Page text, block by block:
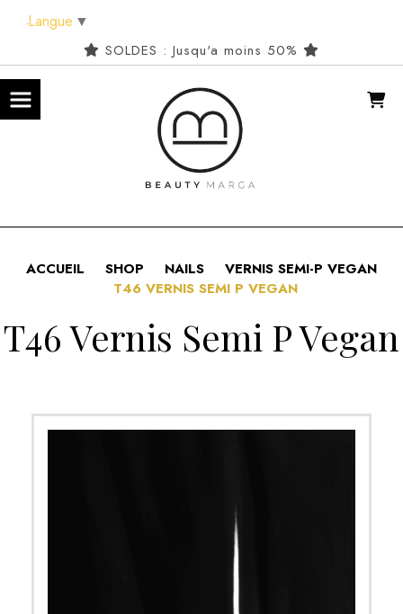
SOLDES : Jusqu'a moins 50%
ACCUEIL SHOP NAILS
VERNIS SEMI-P VEGAN
T46 VERNIS SEMI P VEGAN
T46 Vernis Semi P Vegan
Langue ▼